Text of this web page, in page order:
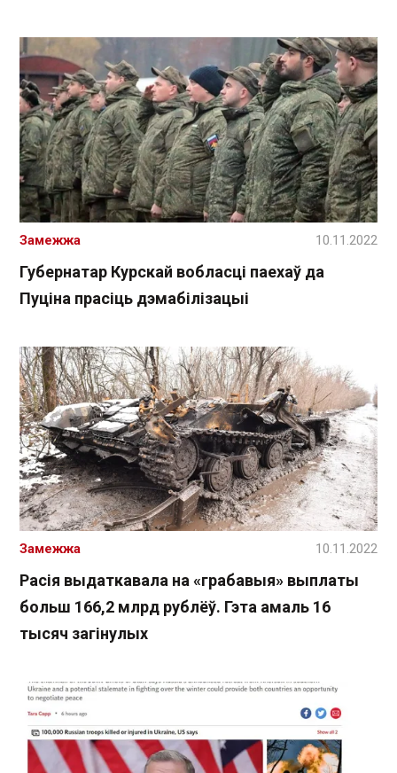
Губернатар Курскай вобласці паехаў да
Пуціна прасіць дэмабілізацыі
Замежжа 10.11.2022
Расія выдаткавала на «грабавыя» выплаты
больш 166,2 млрд рублёў. Гэта амаль 16
тысяч загінулых
Замежжа 10.11.2022